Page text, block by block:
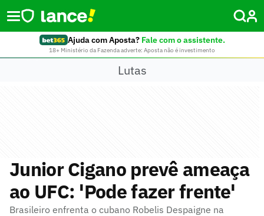
Ajuda com Aposta? Fale com o assistente.
18+ Ministério da Fazenda adverte: Aposta não é investimento
Lutas
Junior Cigano prevê ameaça
ao UFC: 'Pode fazer frente'
Brasileiro enfrenta o cubano Robelis Despaigne na